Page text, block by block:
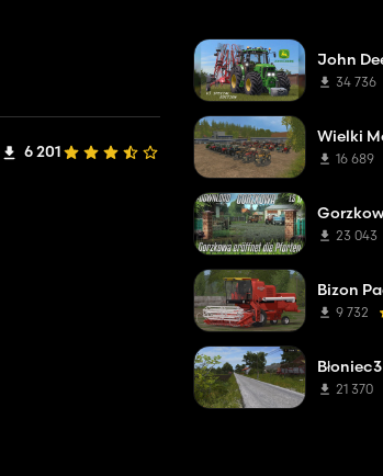
6 201
34 736
16 689
23 043
9 732
Błoniec3
21 370